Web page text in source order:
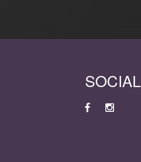
SOCIAL